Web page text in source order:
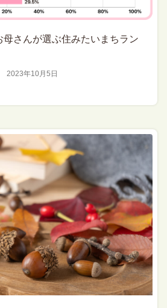
2023年10月5日
さんが選ぶ住みたいまちラン